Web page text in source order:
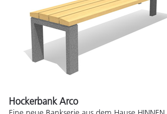
Hockerbank Arco